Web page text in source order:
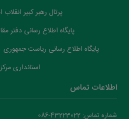
پرتال رهبر کبیر
پایگاه اطلاع رسانی دفتر
پایگاه اطلاع رسانی ریاست جمهوری
استانداری
اطلاعات تماس
شماره تماس: 43223022-086